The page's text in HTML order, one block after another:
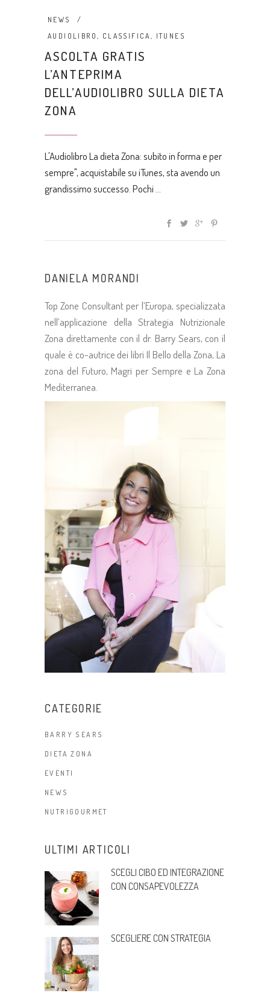
NEWS
AUDIOLIBRO, CLASSIFICA, ITUNES
ASCOLTA GRATIS
L’ANTEPRIMA
DELL’AUDIOLIBRO SULLA DIETA
ZONA
L'Audiolibro La dieta Zona: subito in forma e per
sempre", acquistabile su iTunes, sta avendo un
grandissimo successo. Pochi
DANIELA MORANDI
Top Zone Consultant per l’Europa, specializzata
nell’applicazione della Strategia Nutrizionale
Zona direttamente con il dr. Barry Sears, con il
quale è co-autrice dei libri Il Bello della Zona, La
zona del Futuro, Magri per Sempre e La Zona
Mediterranea.
CATEGORIE
BARRY SEARS
DIETA ZONA
EVENTI
NEWS
NUTRIGOURMET
ULTIMI ARTICOLI
SCEGLI CIBO ED INTEGRAZIONE
CON CONSAPEVOLEZZA
SCEGLIERE CON STRATEGIA